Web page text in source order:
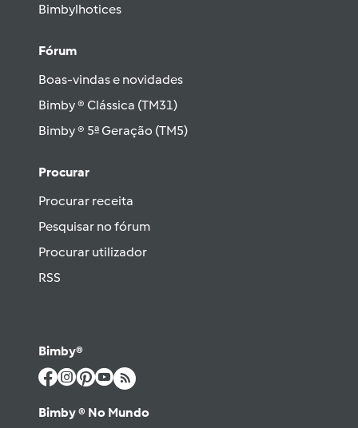
Bimbylhotices
Fórum
Boas-vindas e novidades
Bimby ® Clássica (TM31)
Bimby ® 5ª Geração (TM5)
Procurar
Procurar receita
Pesquisar no fórum
Procurar utilizador
RSS
Bimby®
Bimby ® No Mundo